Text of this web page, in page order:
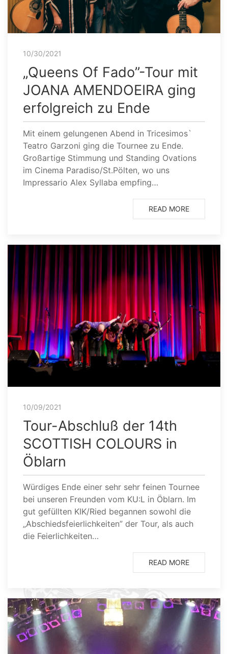
10/30/2021
„Queens Of Fado”-Tour mit
JOANA AMENDOEIRA ging
erfolgreich zu Ende
Mit einem gelungenen Abend in Tricesimos`
Teatro Garzoni ging die Tournee zu Ende.
Großartige Stimmung und Standing Ovations
im Cinema Paradiso/St.Pölten, wo uns
Impressario Alex Syllaba empfing…
READ MORE
10/09/2021
Tour-Abschluß der 14th
SCOTTISH COLOURS in
Öblarn
Würdiges Ende einer sehr sehr feinen Tournee
bei unseren Freunden vom KU:L in Öblarn. Im
gut gefüllten KIK/Ried begannen sowohl die
„Abschiedsfeierlichkeiten” der Tour, als auch
die Feierlichkeiten…
READ MORE